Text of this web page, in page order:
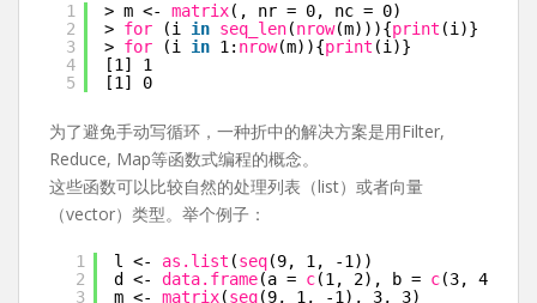
1
2
3
4
5
> m <- matrix(, nr = 0, nc = 0)
> for (i in seq_len(nrow(m))){print (i)}
> for (i in 1: nrow(m)){print (i)}
[1] 1
[1] 0
为了避免手动写循环，一种折中的解决方案是用Filter,
Reduce, Map等函数式编程的概念。
这些函数可以比较自然的处理列表（list）或者向量
（vector）类型。举个例子：
1
2
3
l <- as.list (seq(9, 1, -1))
d <- data.frame(a = c(1, 2), b = c(3, 4))
m <- matrix(seq(9, 1, -1), 3, 3)